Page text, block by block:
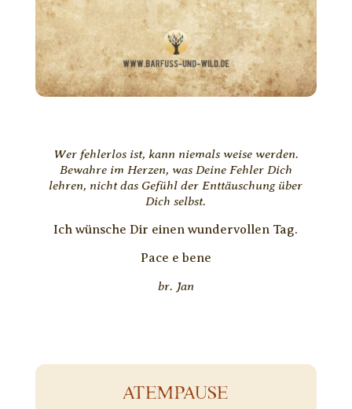
Wer fehlerlos ist, kann niemals weise werden.
Bewahre im Herzen, was Deine Fehler Dich
lehren, nicht das Gefühl der Enttäuschung über
Dich selbst.
Ich wünsche Dir einen wundervollen Tag.
Pace e bene
br. Jan
ATEMPAUSE